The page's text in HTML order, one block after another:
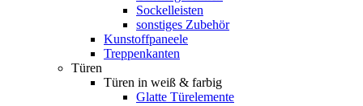
Sockelleisten
sonstiges Zubehör
Kunstoffpaneele
Treppenkanten
Türen
Türen in weiß & farbig
Glatte Türelemente